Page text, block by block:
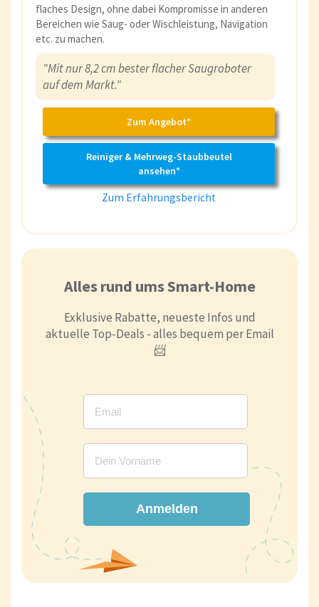
flaches Design, ohne dabei Kompromisse in anderen
Bereichen wie Saug- oder Wischleistung, Navigation
etc. zu machen.
"Mit nur 8,2 cm bester flacher Saugroboter
auf dem Markt."
Zum Angebot*
Reiniger & Mehrweg-Staubbeutel
ansehen*
Zum Erfahrungsbericht
Alles rund ums Smart-Home
Exklusive Rabatte, neueste Infos und
aktuelle Top-Deals - alles bequem per Email
📨
Anmelden